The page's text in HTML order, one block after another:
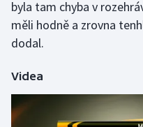
Rychlobruslení
byla tam chyba v
měli hodně a zrovna
dodal.
Videa